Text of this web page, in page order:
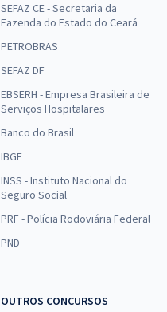
SEFAZ CE - Secretaria da
Fazenda do Estado do Ceará
PETROBRAS
SEFAZ DF
EBSERH - Empresa Brasileira de
Serviços Hospitalares
Banco do Brasil
IBGE
INSS - Instituto Nacional do
Seguro Social
PRF - Polícia Rodoviária Federal
PND
OUTROS CONCURSOS